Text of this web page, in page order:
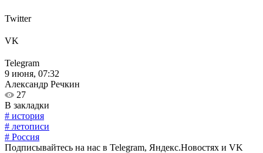
Twitter
VK
Telegram
9 июня, 07:32
Александр Речкин
27
В закладки
# история
# летописи
# Россия
Подписывайтесь на нас в Telegram, Яндекс.Новостях и VK